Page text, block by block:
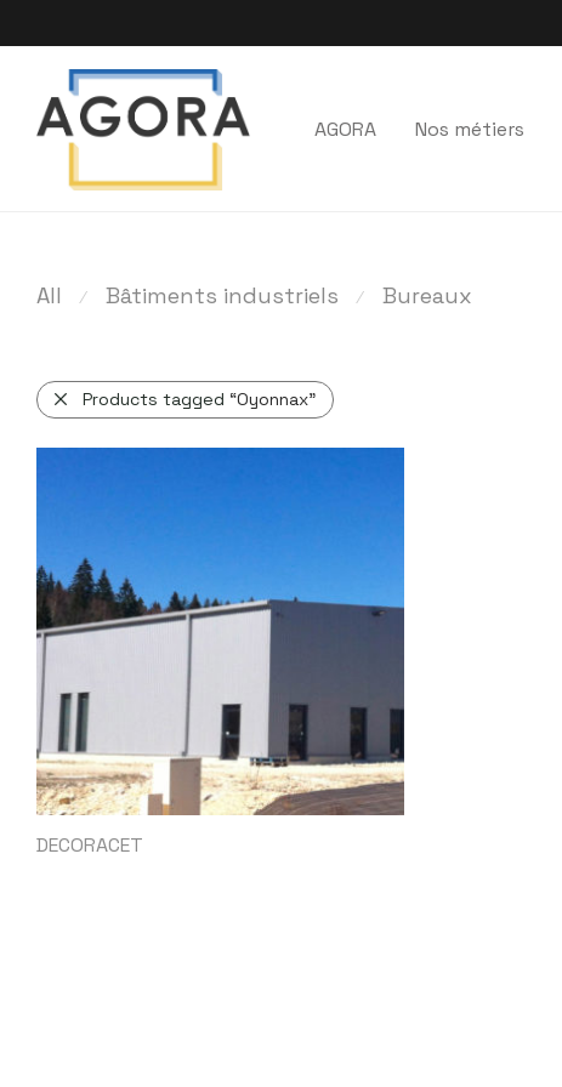
AGORA Nos métiers
All ⁄ Bâtiments industriels ⁄ Bureaux
Products tagged “Oyonnax”
DECORACET